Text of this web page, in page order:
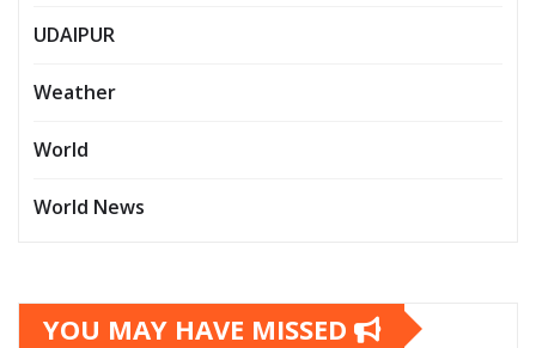
UDAIPUR
Weather
World
World News
YOU MAY HAVE MISSED